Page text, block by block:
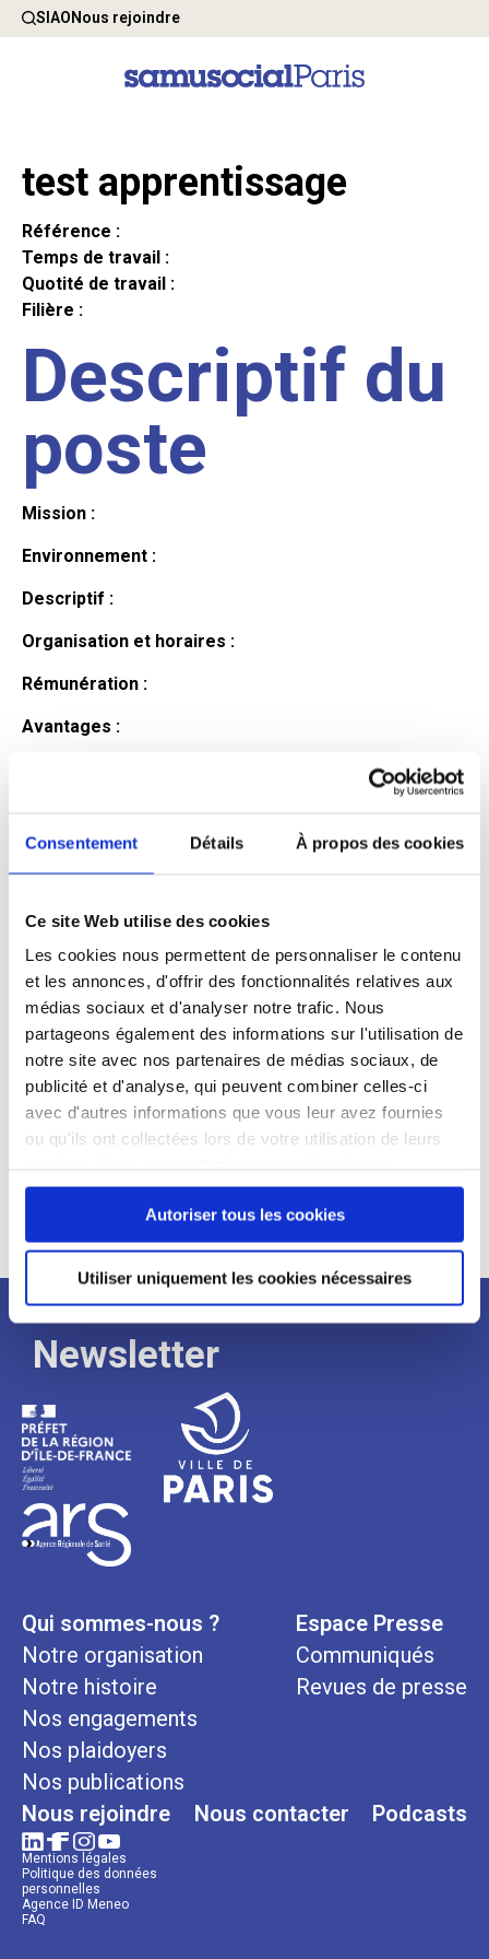
Consentement Détails À propos des cookies
Ce site Web utilise des cookies
Les cookies nous permettent de personnaliser le contenu
et les annonces, d'offrir des fonctionnalités relatives aux
médias sociaux et d'analyser notre trafic. Nous
partageons également des informations sur l'utilisation de
notre site avec nos partenaires de médias sociaux, de
publicité et d'analyse, qui peuvent combiner celles-ci
avec d'autres informations que vous leur avez fournies
ou qu'ils ont collectées lors de votre utilisation de leurs
continuez à utiliser notre site Web.
Autoriser tous les cookies
Utiliser uniquement les cookies nécessaires
SIAONous rejoindre
test apprentissage
Référence :
Temps de travail :
Quotité de travail :
Filière :
Descriptif du
poste
Mission :
Environnement :
Descriptif :
Organisation et horaires :
Rémunération :
Avantages :
candidat
Qualifications et diplômes :
Profil recherché :
Expérience :
Processus
de
recrutement
Newsletter
Qui sommes-nous ?
Notre organisation
Notre histoire
Nos engagements
Nos plaidoyers
Nos publications
Espace Presse
Communiqués
Revues de presse
Nous rejoindre Nous contacter Podcasts
Mentions légales
Politique des données
personnelles
Agence ID Meneo
FAQ